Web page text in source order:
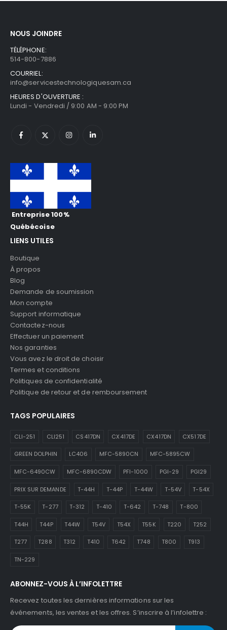
NOUS JOINDRE
TÉLÉPHONE:
514-800-7886
COURRIEL:
info@servicestechnologiquesam.ca
HEURES D'OUVERTURE :
Lundi - Vendredi / 9:00 AM - 9:00 PM
Entreprise 100%
Québécoise
LIENS UTILES
Boutique
À propos
Blog
Demande de soumission
Mon compte
Support informatique
Contactez-nous
Effectuer un paiement
Nos garanties
Vous avez le droit de choisir
Termes et conditions
Politiques de confidentialité
Politique de retour et de remboursement
TAGS POPULAIRES
CLI-251 CLI251 CS417DN CX417DE CX417DN CX517DE
GREEN DOLPHIN LC406 MFC-5890CN MFC-5895CW
MFC-6490CW MFC-6890CDW PFI-1000 PGI-29 PGI29
PRIX SUR DEMANDE T-44H T-44P T-44W T-54V T-54X
T-55K T-277 T-312 T-410 T-642 T-748 T-800
T44H T44P T44W T54V T54X T55K T220 T252
T277 T288 T312 T410 T642 T748 T800 T913
TN-229
ABONNEZ-VOUS À L’INFOLETTRE
Recevez toutes les dernières informations sur les
événements, les ventes et les offres. S’inscrire à l’infolettre :